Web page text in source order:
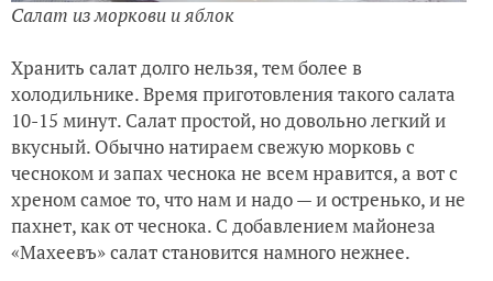
Салат из моркови и яблок
Хранить салат долго нельзя, тем более в
холодильнике.Время приготовления такого салата
10-15 минут. Салат простой, но довольно легкий и
вкусный. Обычно натираем свежую морковь с
чесноком и запах чеснока не всем нравится, а вот с
хреном самое то, что нам и надо — и остренько, и не
пахнет, как от чеснока. С добавлением майонеза
«Махеевъ» салат становится намного нежнее.